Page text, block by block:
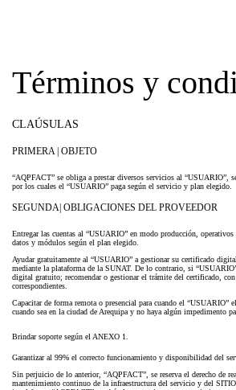
Términos y
CLAÚSULAS
PRIMERA | OBJETO
“AQPFACT” se obliga a prestar diversos servicios al “USUARIO”,
por los cuales el “USUARIO” paga según el servicio y plan elegido.
SEGUNDA| OBLIGACIONES DEL PROVEEDOR
Entregar las cuentas al “USUARIO” en modo producción,
datos y módulos según el plan elegido.
Ayudar gratuitamente al “USUARIO” a gestionar su certificado
mediante la plataforma de la SUNAT. De lo contrario, si
digital gratuito; recomendar o gestionar el trámite del certificado,
correspondientes.
Capacitar de forma remota o presencial para cuando el “USUARIO”
cuando sea en la ciudad de Arequipa y no haya algún impedimento
Brindar soporte según el ANEXO 1.
Garantizar al 99% el correcto funcionamiento y disponibilidad del
Sin perjuicio de lo anterior, “AQPFACT”, se reserva el derecho de
mantenimiento continuo de la infraestructura del servicio y del